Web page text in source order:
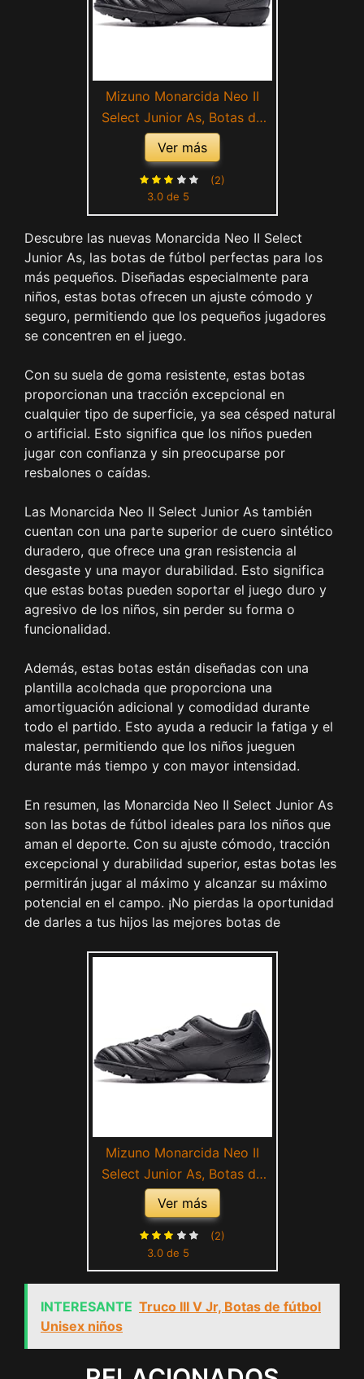
Mizuno Monarcida Neo II
Select Junior As, Botas de
fútbol Unisex niños, 32.5 EU
Ver más
3.0 de 5
(2)
Descubre las nuevas Monarcida Neo II Select
Junior As, las botas de fútbol perfectas para los
más pequeños. Diseñadas especialmente para
niños, estas botas ofrecen un ajuste cómodo y
seguro, permitiendo que los pequeños jugadores
se concentren en el juego.
Con su suela de goma resistente, estas botas
proporcionan una tracción excepcional en
cualquier tipo de superficie, ya sea césped natural
o artificial. Esto significa que los niños pueden
jugar con confianza y sin preocuparse por
resbalones o caídas.
Las Monarcida Neo II Select Junior As también
cuentan con una parte superior de cuero sintético
duradero, que ofrece una gran resistencia al
desgaste y una mayor durabilidad. Esto significa
que estas botas pueden soportar el juego duro y
agresivo de los niños, sin perder su forma o
funcionalidad.
Además, estas botas están diseñadas con una
plantilla acolchada que proporciona una
amortiguación adicional y comodidad durante
todo el partido. Esto ayuda a reducir la fatiga y el
malestar, permitiendo que los niños jueguen
durante más tiempo y con mayor intensidad.
En resumen, las Monarcida Neo II Select Junior As
son las botas de fútbol ideales para los niños que
aman el deporte. Con su ajuste cómodo, tracción
excepcional y durabilidad superior, estas botas les
permitirán jugar al máximo y alcanzar su máximo
potencial en el campo. ¡No pierdas la oportunidad
de darles a tus hijos las mejores botas de
Mizuno Monarcida Neo II
Select Junior As, Botas de
fútbol Unisex niños, 32.5 EU
Ver más
3.0 de 5
(2)
INTERESANTE Truco III V Jr, Botas de fútbol
Unisex niños